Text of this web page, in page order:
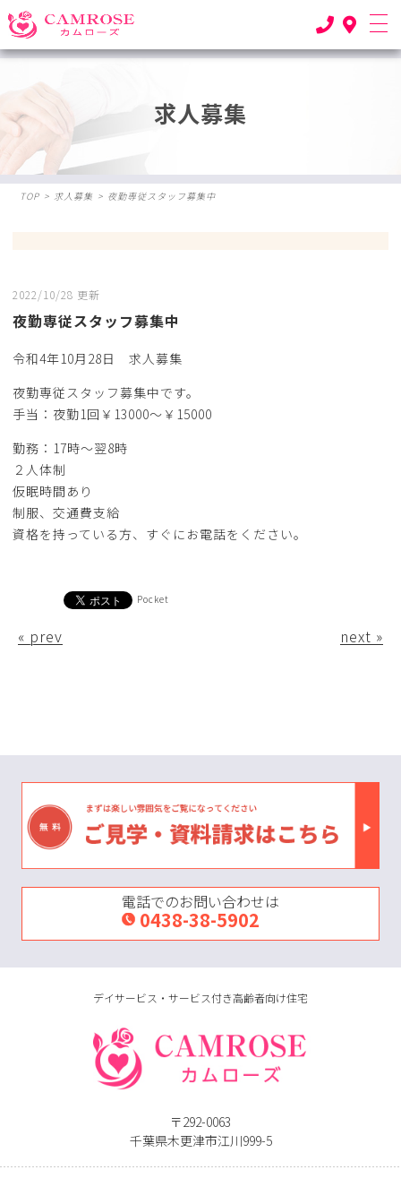
求人募集
TOP > 求人募集 > 夜勤専従スタッフ募集中
2022/10/28 更新
夜勤専従スタッフ募集中
令和4年10月28日 求人募集
夜勤専従スタッフ募集中です。
手当：夜勤1回￥13000～￥15000
勤務：17時～翌8時
２人体制
仮眠時間あり
制服、交通費支給
資格を持っている方、すぐにお電話をください。
Pocket
« prev next »
電話でのお問い合わせは
0438-38-5902
デイサービス・サービス付き高齢者向け住宅
〒292-0063
千葉県木更津市江川999-5